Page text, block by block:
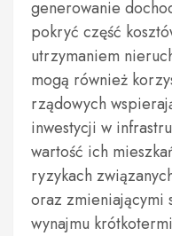
generowanie
pokryć część
utrzymaniem
mogą również
rządowych
inwestycji w
wartość ich
ryzykach
oraz zmieniającymi
wynajmu